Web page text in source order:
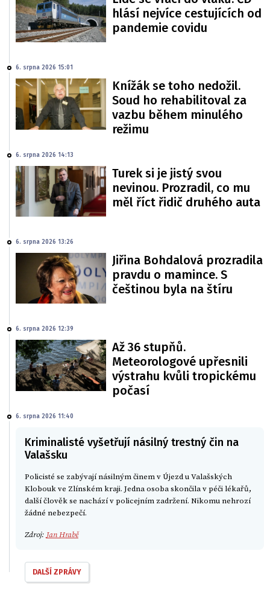
hlásí nejvíce cestujících od
pandemie covidu
6. srpna 2026 15:01
Knížák se toho nedožil.
Soud ho rehabilitoval za
vazbu během minulého
režimu
6. srpna 2026 14:13
Turek si je jistý svou
nevinou. Prozradil, co mu
měl říct řidič druhého auta
6. srpna 2026 13:26
Jiřina Bohdalová prozradila
pravdu o mamince. S
češtinou byla na štíru
6. srpna 2026 12:39
Až 36 stupňů.
Meteorologové upřesnili
výstrahu kvůli tropickému
počasí
6. srpna 2026 11:40
Kriminalisté vyšetřují násilný trestný čin na
Valašsku
Policisté se zabývají násilným činem v Újezd u Valašských
Klobouk ve Zlínském kraji. Jedna osoba skončila v péči lékařů,
další člověk se nachází v policejním zadržení. Nikomu nehrozí
žádné nebezpečí.
Zdroj: Jan Hrabě
DALŠÍ ZPRÁVY